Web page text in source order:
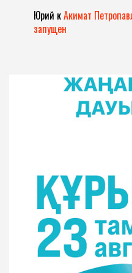
Юрий кАкимат
запущен